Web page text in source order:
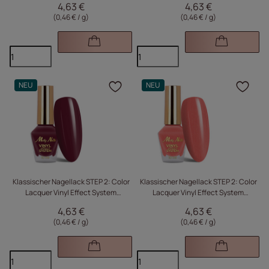
4,63 €
(0,46 € / g)
4,63 €
(0,46 € / g)
NEU
Klassischer Nagellack STEP 2: Color
Lacquer Vinyl Effect System
4,63 €
(0,46 € / g)
Klicken Sie, um das
NEU
Klassischer Nagellack STEP 2: Color
Lacquer Vinyl Effect System
4,63 €
(0,46 € / g)